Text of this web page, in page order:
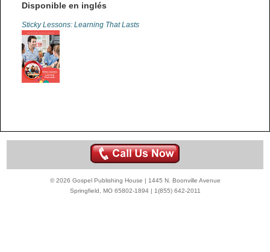
Disponible en inglés
Sticky Lessons: Learning That Lasts
© 2026 Gospel Publishing House | 1445 N. Boonville Avenue
Springfield, MO 65802-1894 | 1(855) 642-2011